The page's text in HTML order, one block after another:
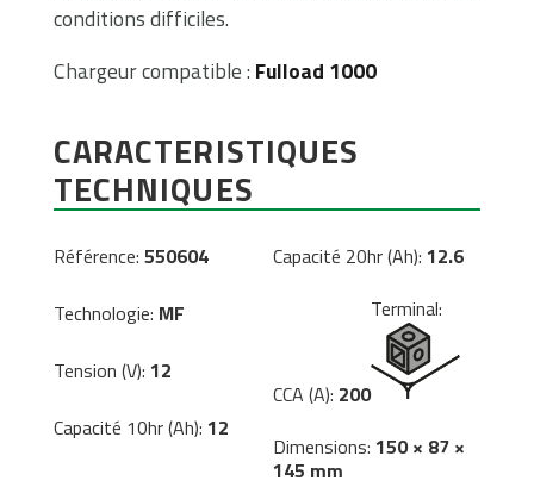
conditions difficiles.
Chargeur compatible : Fulload 1000
CARACTERISTIQUES
TECHNIQUES
Référence: 550604
Technologie: MF
Tension (V): 12
Capacité 10hr (Ah): 12
Capacité 20hr (Ah): 12.6
CCA (A): 200
Terminal:
Dimensions: 150 × 87 ×
145 mm